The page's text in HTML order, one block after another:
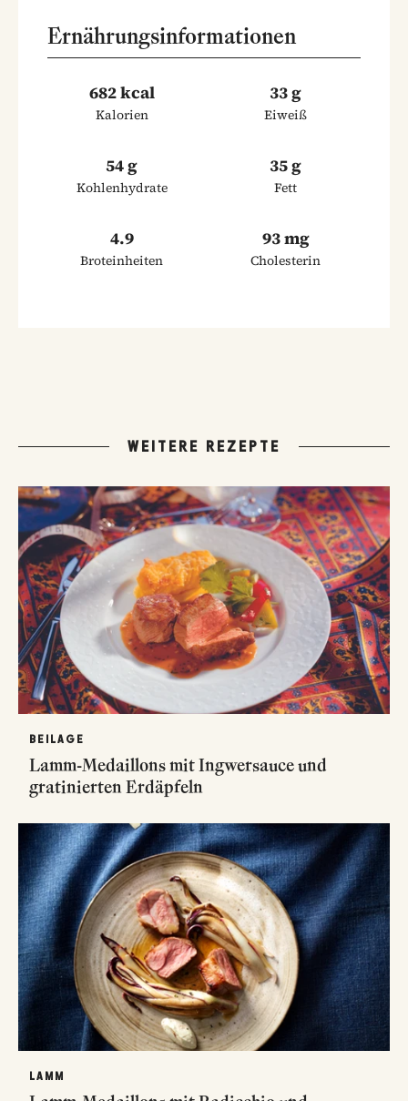
Ernährungsinformationen
682 kcal
Kalorien
33 g
Eiweiß
54 g
Kohlenhydrate
35 g
Fett
4.9
Broteinheiten
93 mg
Cholesterin
WEITERE REZEPTE
BEILAGE
Lamm-Medaillons mit Ingwersauce und
gratinierten Erdäpfeln
LAMM